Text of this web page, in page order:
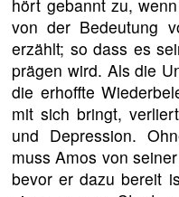
hört gebannt zu,
von der Bedeutung
erzählt; so dass es
prägen wird. Als die
die erhoffte
mit sich bringt,
und Depression.
muss Amos von
bevor er dazu bereit